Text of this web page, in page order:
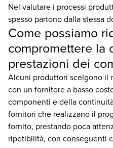
Nel valutare i processi
spesso partono dalla stessa
Come possiamo
compromettere la
prestazioni dei
Alcuni produttori scelgono il
con un fornitore a basso
componenti e della
fornitori che realizzano il
fornito, prestando poca
ripetibilità, con conseguenti